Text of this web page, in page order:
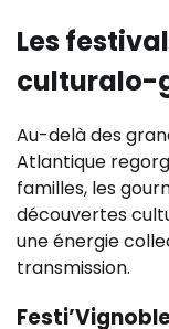
Les
culturalo-
Au-delà des
Atlantique
familles, les
découvertes
une énergie
transmission.